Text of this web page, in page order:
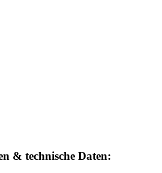
& technische Daten: